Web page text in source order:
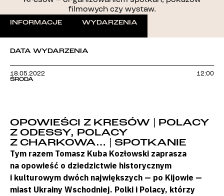
filmowych czy wystaw.
INFORMACJE
WYDARZENIA
DATA WYDARZENIA
18.05.2022
ŚRODA
12:00
OPOWIEŚCI Z KRESÓW | POLACY
Z ODESSY, POLACY
Z CHARKOWA… | SPOTKANIE
Tym razem Tomasz Kuba Kozłowski zaprasza
na opowieść o dziedzictwie historycznym
i kulturowym dwóch największych — po Kijowie —
miast Ukrainy Wschodniej. Polki i Polacy, którzy